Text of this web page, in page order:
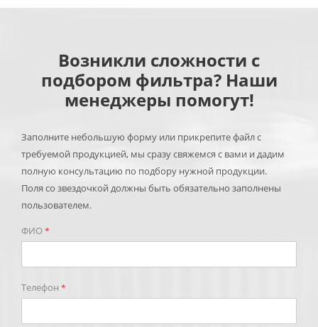
Возникли сложности с
подбором фильтра? Наши
менеджеры помогут!
Заполните небольшую форму или прикрепите файл с
требуемой продукцией, мы сразу свяжемся с вами и дадим
полную консультацию по подбору нужной продукции.
Поля со звездочкой должны быть обязательно заполнены
пользователем.
ФИО*
Телефон *